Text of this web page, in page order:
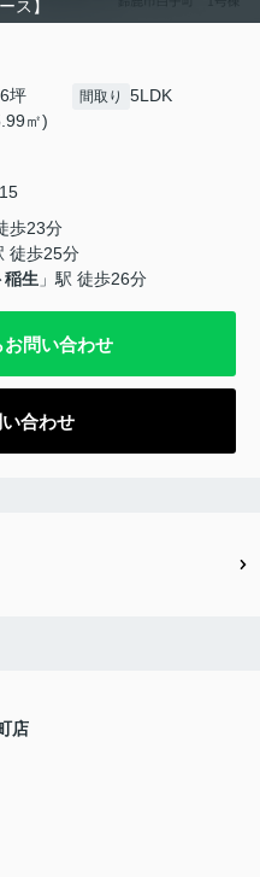
ス】
坪
㎡)
間取り 5LDK
歩23分
徒歩25分
稲生 」駅 徒歩26分
お問い合わせ
合わせ
店